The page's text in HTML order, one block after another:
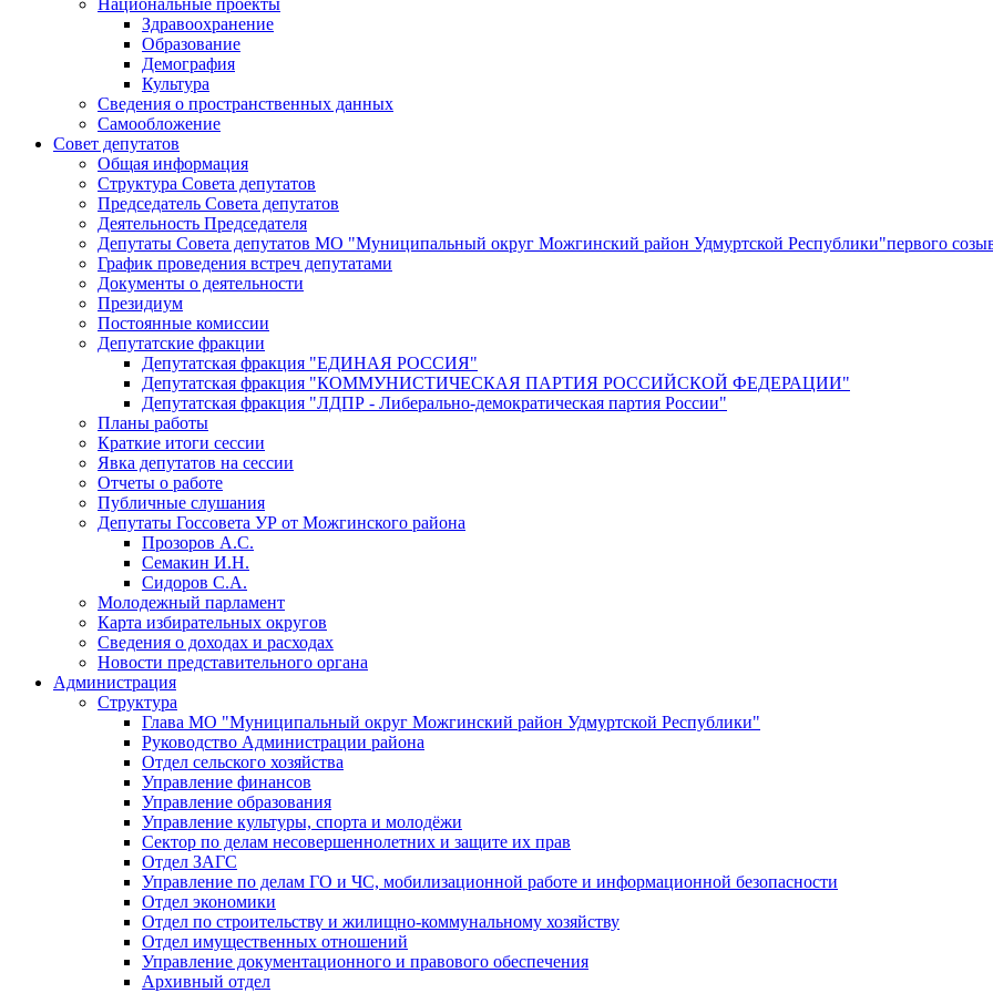
Здравоохранение
Образование
Демография
Культура
Сведения о пространственных данных
Самообложение
Совет депутатов
Общая информация
Структура Совета депутатов
Председатель Совета депутатов
Деятельность Председателя
Депутаты Совета депутатов МО "Муниципальный округ Можгинский район Удмуртской Республики"первого
График проведения встреч депутатами
Документы о деятельности
Президиум
Постоянные комиссии
Депутатские фракции
Депутатская фракция "ЕДИНАЯ РОССИЯ"
Депутатская фракция "КОММУНИСТИЧЕСКАЯ ПАРТИЯ РОССИЙСКОЙ ФЕДЕРАЦИИ"
Депутатская фракция "ЛДПР - Либерально-демократическая партия России"
Планы работы
Краткие итоги сессии
Явка депутатов на сессии
Отчеты о работе
Публичные слушания
Депутаты Госсовета УР от Можгинского района
Прозоров А.С.
Семакин И.Н.
Сидоров С.А.
Молодежный парламент
Карта избирательных округов
Сведения о доходах и расходах
Новости представительного органа
Администрация
Структура
Глава МО "Муниципальный округ Можгинский район Удмуртской Республики"
Руководство Администрации района
Отдел сельского хозяйства
Управление финансов
Управление образования
Управление культуры, спорта и молодёжи
Сектор по делам несовершеннолетних и защите их прав
Отдел ЗАГС
Управление по делам ГО и ЧС, мобилизационной работе и информационной безопасности
Отдел экономики
Отдел по строительству и жилищно-коммунальному хозяйству
Отдел имущественных отношений
Управление документационного и правового обеспечения
Архивный отдел